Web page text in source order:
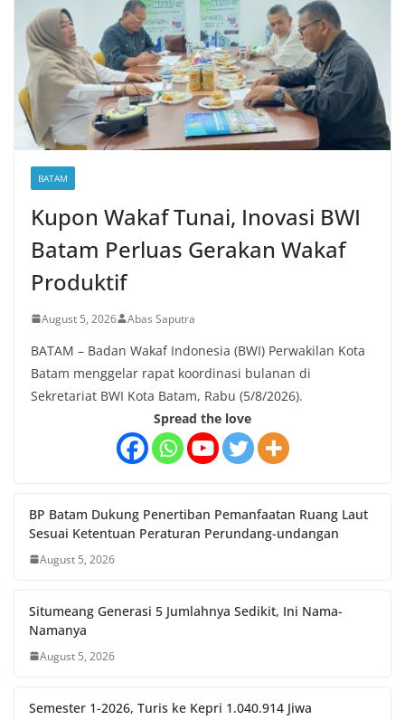
BATAM
Kupon Wakaf Tunai, Inovasi BWI
Batam Perluas Gerakan Wakaf
Produktif
August 5, 2026 Abas Saputra
BATAM – Badan Wakaf Indonesia (BWI) Perwakilan Kota
Batam menggelar rapat koordinasi bulanan di
Sekretariat BWI Kota Batam, Rabu (5/8/2026).
Spread the love
BP Batam Dukung Penertiban Pemanfaatan Ruang Laut
Sesuai Ketentuan Peraturan Perundang-undangan
August 5, 2026
Situmeang Generasi 5 Jumlahnya Sedikit, Ini Nama-
Namanya
August 5, 2026
Semester 1-2026, Turis ke Kepri 1.040.914 Jiwa